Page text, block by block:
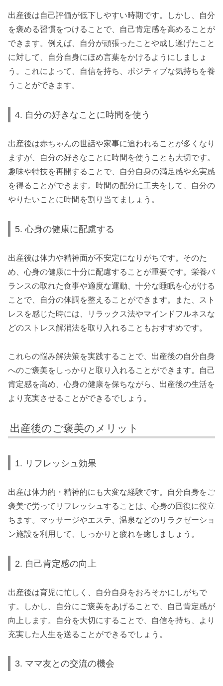
出産後は自己評価が低下しやすい時期です。しかし、自分
を褒める習慣をつけることで、自己肯定感を高めることが
できます。例えば、自分が頑張ったことや成し遂げたこと
に対して、自分自身にほめ言葉をかけるようにしましょ
う。これによって、自信を持ち、ポジティブな気持ちを養
うことができます。
4. 自分の好きなことに時間を使う
出産後は赤ちゃんの世話や家事に追われることが多くなり
ますが、自分の好きなことに時間を使うことも大切です。
趣味や特技を再開することで、自分自身の満足感や充実感
を得ることができます。時間の配分に工夫をして、自分の
やりたいことに時間を割り当てましょう。
5. 心身の健康に配慮する
出産後は体力や精神面が不安定になりがちです。そのた
め、心身の健康に十分に配慮することが重要です。栄養バ
ランスの取れた食事や適度な運動、十分な睡眠を心がける
ことで、自分の体調を整えることができます。また、スト
レスを感じた時には、リラックス法やマインドフルネスな
どのストレス解消法を取り入れることもおすすめです。
これらの悩み解決策を実践することで、出産後の自分自身
へのご褒美をしっかりと取り入れることができます。自己
肯定感を高め、心身の健康を保ちながら、出産後の生活を
より充実させることができるでしょう。
出産後のご褒美のメリット
1. リフレッシュ効果
出産は体力的・精神的にも大変な経験です。自分自身をご
褒美で労ってリフレッシュすることは、心身の回復に役立
ちます。マッサージやエステ、温泉などのリラクゼーショ
ン施設を利用して、しっかりと疲れを癒しましょう。
2. 自己肯定感の向上
出産後は育児に忙しく、自分自身をおろそかにしがちで
す。しかし、自分にご褒美をあげることで、自己肯定感が
向上します。自分を大切にすることで、自信を持ち、より
充実した人生を送ることができるでしょう。
3. ママ友との交流の機会